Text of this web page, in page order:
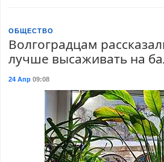
ОБЩЕСТВО
Волгоградцам
лучше высаживать на
24 Апр09:08